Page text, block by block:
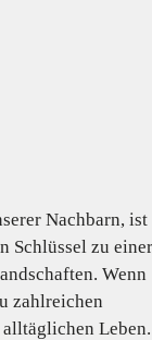
Nachbarn, ist
Schlüssel zu einer
Wenn
zahlreichen
Leben.